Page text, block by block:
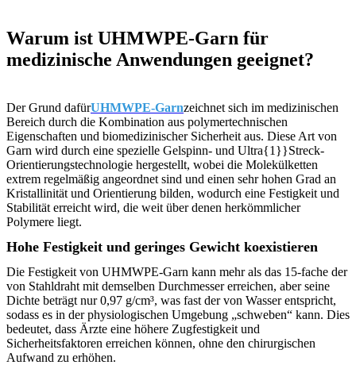
Warum ist UHMWPE-Garn für
medizinische Anwendungen geeignet?
Der Grund dafürUHMWPE-Garnzeichnet sich im medizinischen
Bereich durch die Kombination aus polymertechnischen
Eigenschaften und biomedizinischer Sicherheit aus. Diese Art von
Garn wird durch eine spezielle Gelspinn- und Ultra{1}}Streck-
Orientierungstechnologie hergestellt, wobei die Molekülketten
extrem regelmäßig angeordnet sind und einen sehr hohen Grad an
Kristallinität und Orientierung bilden, wodurch eine Festigkeit und
Stabilität erreicht wird, die weit über denen herkömmlicher
Polymere liegt.
Hohe Festigkeit und geringes Gewicht koexistieren
Die Festigkeit von UHMWPE-Garn kann mehr als das 15-fache der
von Stahldraht mit demselben Durchmesser erreichen, aber seine
Dichte beträgt nur 0,97 g/cm³, was fast der von Wasser entspricht,
sodass es in der physiologischen Umgebung „schweben“ kann. Dies
bedeutet, dass Ärzte eine höhere Zugfestigkeit und
Sicherheitsfaktoren erreichen können, ohne den chirurgischen
Aufwand zu erhöhen.